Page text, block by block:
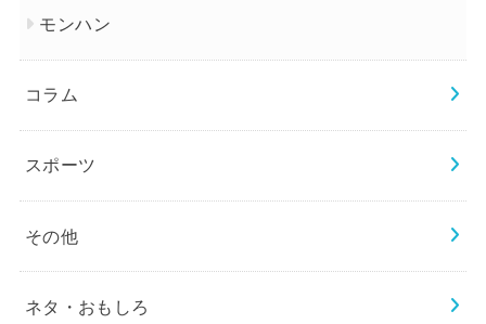
モンハン
コラム
スポーツ
その他
ネタ・おもしろ